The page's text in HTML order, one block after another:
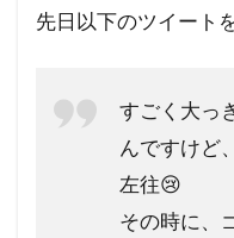
先日以下のツイート
すごく大っ
んですけど
左往😢
その時に、